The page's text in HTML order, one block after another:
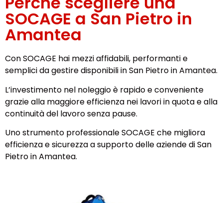
SOCAGE a San Pietro in
Amantea
Con SOCAGE hai mezzi affidabili, performanti e
semplici da gestire disponibili in San Pietro in Amantea.
L’investimento nel noleggio è rapido e conveniente
grazie alla maggiore efficienza nei lavori in quota e alla
continuità del lavoro senza pause.
Uno strumento professionale SOCAGE che migliora
efficienza e sicurezza a supporto delle aziende di San
Pietro in Amantea.